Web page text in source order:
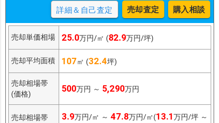
詳細＆自己査定 売却査定 購入相談
売却単価相場 25.0万円/㎡ (82.9万円/坪)
売却平均面積 107㎡ (32.4坪)
売却相場帯
(価格)
500万円 ～ 5,290万円
売却相場帯
3.9万円/㎡ ～ 47.8万円/㎡(13.1万円/坪 ～